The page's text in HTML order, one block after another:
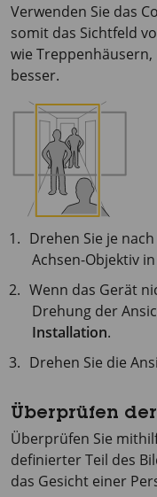
Verwenden Sie das
somit das Sichtfeld
wie
besser.
Drehen Sie je
Achsen-Objektiv
Wenn das Gerät
Drehung der
Installation.
Drehen Sie die
Überprüfen
Überprüfen Sie
definierter Teil des
das Gesicht einer